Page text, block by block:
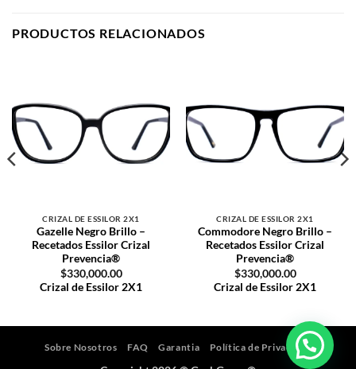
PRODUCTOS RELACIONADOS
CRIZAL DE ESSILOR 2X1
Gazelle Negro Brillo –
Recetados Essilor Crizal
Prevencia®
$330,000.00
Crizal de Essilor 2X1
CRIZAL DE ESSILOR 2X1
Commodore Negro Brillo –
Recetados Essilor Crizal
Prevencia®
$330,000.00
Crizal de Essilor 2X1
Sobre Nosotros FAQ Garantia Política de Privacidad